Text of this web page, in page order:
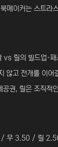
메이커는 스트라
vs 릴의 빌드업·패
않고 전개를 이어
권, 릴은 조직적
무 3.50 / 릴